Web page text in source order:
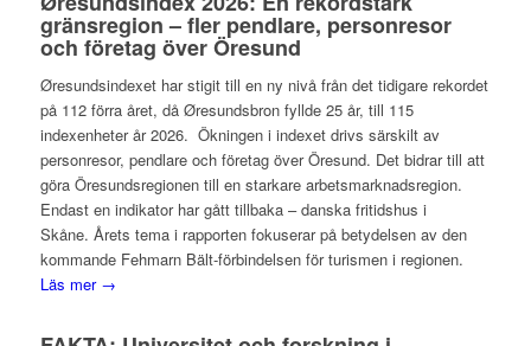
gränsregion – fler pendlare, personresor
och företag över Öresund
Øresundsindexet har stigit till en ny nivå från det tidigare rekordet
på 112 förra året, då Øresundsbron fyllde 25 år, till 115
indexenheter år 2026. Ökningen i indexet drivs särskilt av
personresor, pendlare och företag över Öresund. Det bidrar till att
göra Öresundsregionen till en starkare arbetsmarknadsregion.
Endast en indikator har gått tillbaka – danska fritidshus i
Skåne. Årets tema i rapporten fokuserar på betydelsen av den
kommande Fehmarn Bält-förbindelsen för turismen i regionen.
Läs mer →